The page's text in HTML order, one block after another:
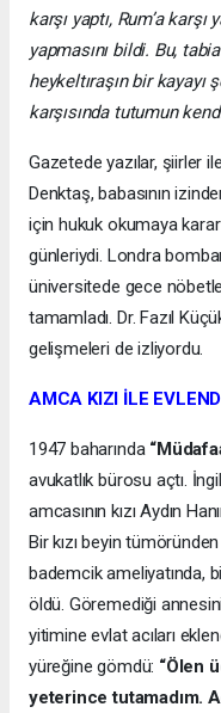
karşı yaptı, Rum’a
yapmasını bildi. Bu,
heykeltıraşın bir kayayı
karşısında tutumun
Gazetede yazılar, şiirler
Denktaş, babasının
için hukuk okumaya karar
günleriydi. Londra
üniversitede gece
tamamladı. Dr. Fazıl
gelişmeleri de izliyordu.
AMCA KIZI İLE
1947 baharında
avukatlık bürosu açtı.
amcasının kızı Aydın
Bir kızı beyin
bademcik ameliyatında,
öldü. Göremediği
yitimine evlat acıları
yüreğine gömdü: “Ölen
yeterince tutamadım.